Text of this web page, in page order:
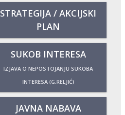
STRATEGIJA / AKCIJSKI
PLAN
SUKOB INTERESA
IZJAVA O NEPOSTOJANJU SUKOBA
INTERESA (G.RELJIĆ)
JAVNA NABAVA